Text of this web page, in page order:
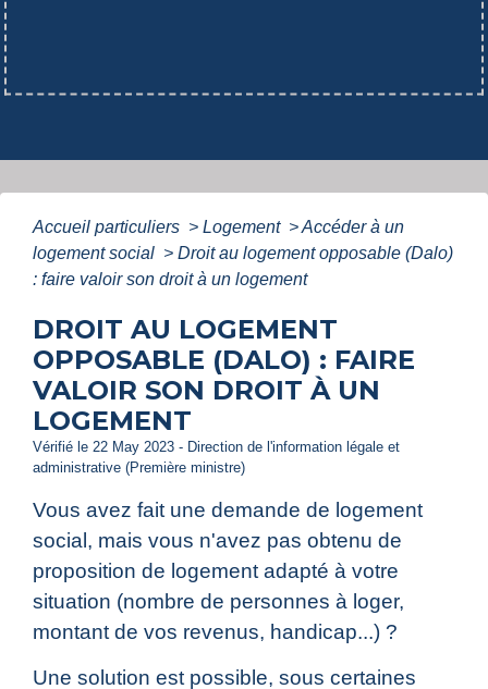
Accueil particuliers > Logement >Accéder à un
logement social > Droit au logement opposable (Dalo)
: faire valoir son droit à un logement
DROIT AU LOGEMENT
OPPOSABLE (DALO) : FAIRE
VALOIR SON DROIT À UN
LOGEMENT
Vérifié le 22 May 2023 - Direction de l'information légale et
administrative (Première ministre)
Vous avez fait une demande de logement
social, mais vous n'avez pas obtenu de
proposition de logement adapté à votre
situation (nombre de personnes à loger,
montant de vos revenus, handicap...) ?
Une solution est possible, sous certaines